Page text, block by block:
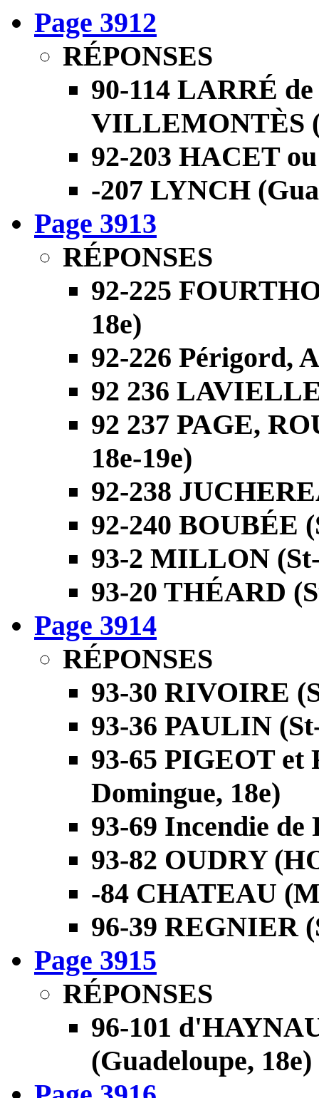
Page 3912
RÉPONSES
90-114 LARRÉ
VILLEMONTÈS
92-203 HACET
-207 LYNCH
Page 3913
RÉPONSES
92-225
18e)
92-226 Périgord,
92 236
92 237 PAGE,
18e-19e)
92-238
92-240 BOUBÉE
93-2 MILLON
93-20 THÉARD
Page 3914
RÉPONSES
93-30 RIVOIRE
93-36 PAULIN
93-65 PIGEOT et
Domingue, 18e)
93-69 Incendie de
93-82 OUDRY
-84 CHATEAU
96-39 REGNIER
Page 3915
RÉPONSES
96-101
(Guadeloupe, 18e)